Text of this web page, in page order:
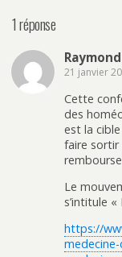
1 réponse
Raymond
21 janvier
Cette
des
est la
faire sortir
Le
s’intitule
https://